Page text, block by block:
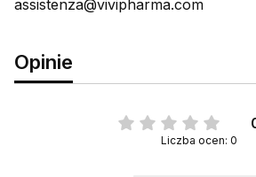
assistenza@vivipharma.com
Opinie
Liczba ocen: 0